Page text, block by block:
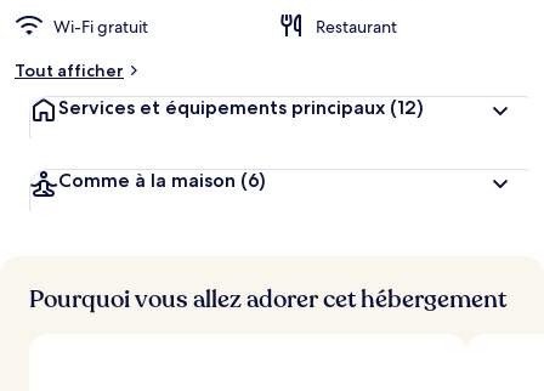
n
i
e
Wi-Fi gratuit
Restaurant
Tout afficher
Services et équipements principaux (12)
Comme à la maison (6)
Pourquoi vous allez adorer cet hébergement